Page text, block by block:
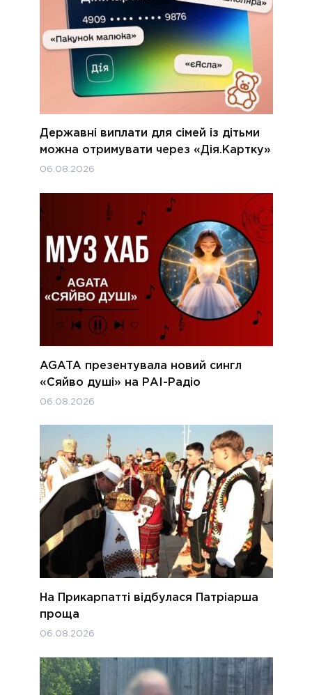
Державні виплати для сімей із дітьми
можна отримувати через «Дія.Картку»
06.08.2026
AGATA презентувала новий сингл
«Сяйво душі» на РАІ-Радіо
06.08.2026
На Прикарпатті відбулася Патріарша
проща
06.08.2026